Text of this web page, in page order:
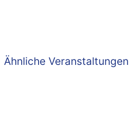
Ähnliche Veranstaltungen